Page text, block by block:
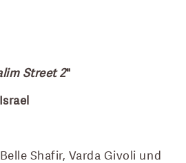
Street 2"